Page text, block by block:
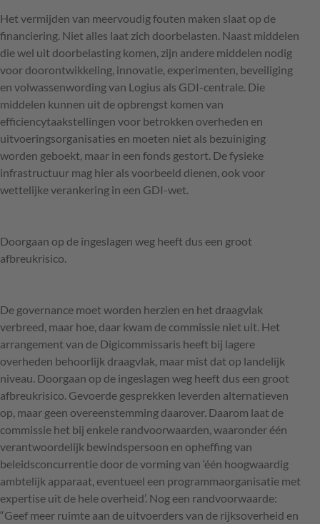
Het vermijden van meervoudig fouten maken slaat op de
financiering. Niet alles laat zich doorbelasten. Naast middelen
die wel uit doorbelasting komen, zijn andere middelen nodig
voor doorontwikkeling, innovatie, experimenten, beveiliging
en volwassenwording van Logius als GDI-centrale. Die
middelen kunnen uit de opbrengst komen van
efficiencytaakstellingen voor betrokken overheden en
uitvoeringsorganisaties en moeten niet als bezuiniging
worden geboekt, maar in een fonds gestort. De fysieke
infrastructuur mag hier als voorbeeld dienen, ook voor
wettelijke verankering in een GDI-wet.
Doorgaan op de ingeslagen weg heeft dus een groot
afbreukrisico.
De governance moet worden herzien en het draagvlak
verbreed, maar hoe, daar kwam de commissie niet uit. Het
arrangement van de Digicommissaris heeft bij lagere
overheden behoorlijk draagvlak, maar mist dat op landelijk
niveau. Doorgaan op de ingeslagen weg heeft dus een groot
afbreukrisico. Gevoerde gesprekken leverden alternatieven
op, maar geen overeenstemming daarover. Daarom laat de
commissie het bij enkele randvoorwaarden, waaronder één
verantwoordelijk bewindspersoon en opheffing van
beleidsconcurrentie door de vorming van ‘één hoogwaardig
ambtelijk apparaat, eventueel een programmaorganisatie met
expertise uit de hele overheid’. Nog een randvoorwaarde:
“Geef meer ruimte aan de uitvoerders van de rijksoverheid en